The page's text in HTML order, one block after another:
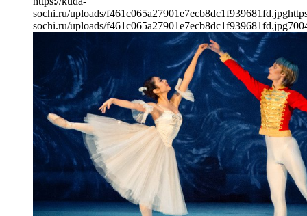
sochi.ru/uploads/f461c065a27901e7ecb8dc1f939681fd.jpg
sochi.ru/uploads/f461c065a27901e7ecb8dc1f939681fd.jpg700